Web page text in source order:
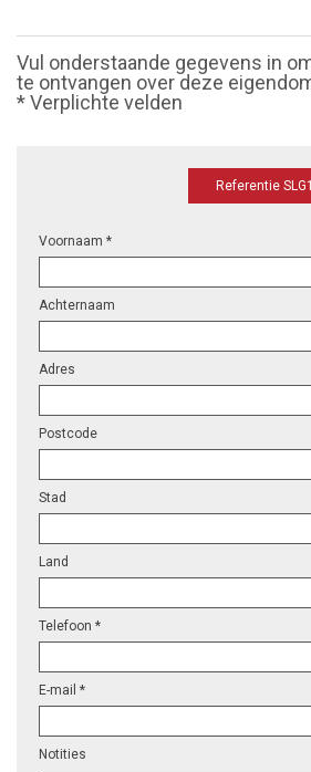
Vul onderstaande gegevens in
te ontvangen over deze
* Verplichte velden
Referentie
Voornaam *
Achternaam
Adres
Postcode
Stad
Land
Telefoon *
E-mail *
Notities